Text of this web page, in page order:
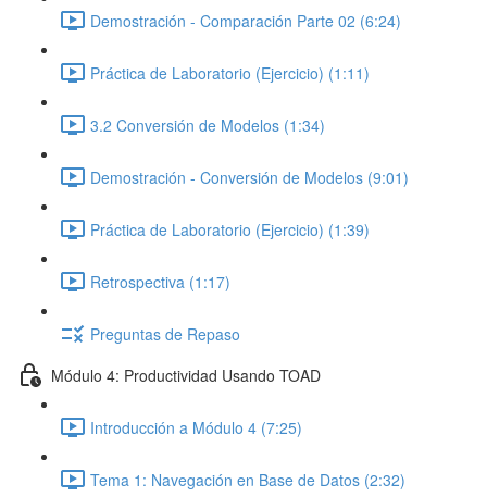
Demostración - Comparación Parte 02 (6:24)
Práctica de Laboratorio (Ejercicio) (1:11)
3.2 Conversión de Modelos (1:34)
Demostración - Conversión de Modelos (9:01)
Práctica de Laboratorio (Ejercicio) (1:39)
Retrospectiva (1:17)
Preguntas de Repaso
Módulo 4: Productividad Usando TOAD
Introducción a Módulo 4 (7:25)
Tema 1: Navegación en Base de Datos (2:32)